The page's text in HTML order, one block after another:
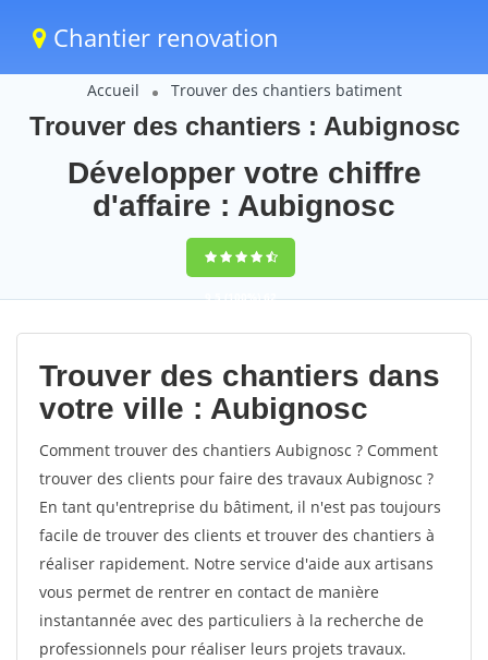
Chantier renovation
Accueil Trouver des chantiers batiment
Trouver des chantiers : Aubignosc
Développer votre chiffre
d'affaire : Aubignosc
9,5(100%)62
votes
Trouver des chantiers dans
votre ville : Aubignosc
Comment trouver des chantiers Aubignosc ? Comment
trouver des clients pour faire des travaux Aubignosc ?
En tant qu'entreprise du bâtiment, il n'est pas toujours
facile de trouver des clients et trouver des chantiers à
réaliser rapidement. Notre service d'aide aux artisans
vous permet de rentrer en contact de manière
instantannée avec des particuliers à la recherche de
professionnels pour réaliser leurs projets travaux.